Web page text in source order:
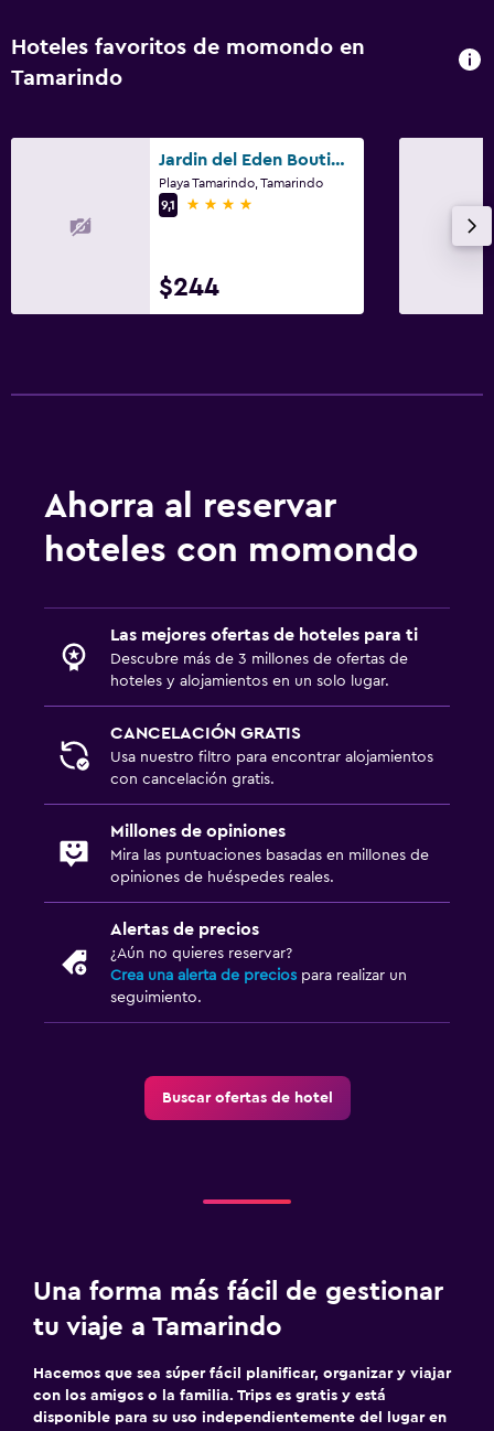
Hoteles favoritos de momondo en
Tamarindo
Jardin del Eden Boutique Hotel – Adults Only
Playa Tamarindo, Tamarindo
9,1
4 estrellas
$244
Ahorra al reservar
hoteles con momondo
Las mejores ofertas de hoteles para ti
Descubre más de 3 millones de ofertas de
hoteles y alojamientos en un solo lugar.
CANCELACIÓN GRATIS
Usa nuestro filtro para encontrar alojamientos
con cancelación gratis.
Millones de opiniones
Mira las puntuaciones basadas en millones de
opiniones de huéspedes reales.
Alertas de precios
¿Aún no quieres reservar?
Crea una alerta de precios para realizar un
seguimiento.
Buscar ofertas de hotel
Una forma más fácil de gestionar
tu viaje a Tamarindo
Hacemos que sea súper fácil planificar, organizar y viajar
con los amigos o la familia. Trips es gratis y está
disponible para su uso independientemente del lugar en